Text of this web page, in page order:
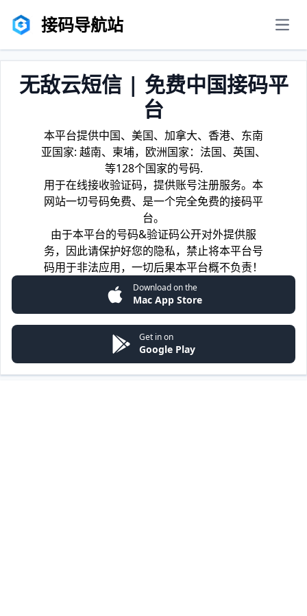
接码导航站
无敌云短信 | 免费中国接码平
台
本平台提供中国、美国、加拿大、香港、东南
亚国家: 越南、柬埔，欧洲国家：法国、英国、
等128个国家的号码.
用于在线接收验证码，提供账号注册服务。本
网站一切号码免费、是一个完全免费的接码平
台。
由于本平台的号码&验证码公开对外提供服
务，因此请保护好您的隐私，禁止将本平台号
码用于非法应用，一切后果本平台概不负责！
Download on the
Mac App Store
Get in on
Google Play